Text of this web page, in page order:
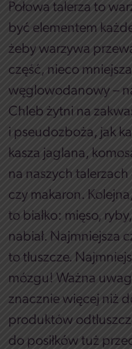
Połowa talerza to
być elementem
żeby warzywa
część, nieco
węglowodanowy –
Chleb żytni na
i pseudozboża, jak
kasza jaglana,
na naszych
czy makaron.
to białko: mięso,
nabiał. Najmniejsza
to tłuszcze.
mózgu! Ważna
znacznie więcej niż
produktów
do posiłków tuż